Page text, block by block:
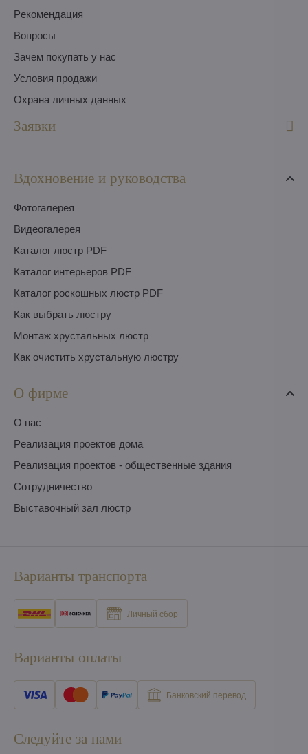
Pекомендация
Вопросы
Зачем покупать у нас
Условия продажи
Охрана личных данных
Заявки
Вдохновение и руководства
Фотогалерея
Видеогалерея
Каталог люстр PDF
Каталог интерьеров PDF
Каталог роскошных люстр PDF
Как выбрать люстру
Монтаж хрустальных люстр
Как очистить хрустальную люстру
О фирме
O нас
Pеализация проектов дома
Pеализация проектов - общественные здания
Сотрудничество
Выставочный зал люстр
Варианты транспорта
Личный сбор
Варианты оплаты
Банковский перевод
Следуйте за нами